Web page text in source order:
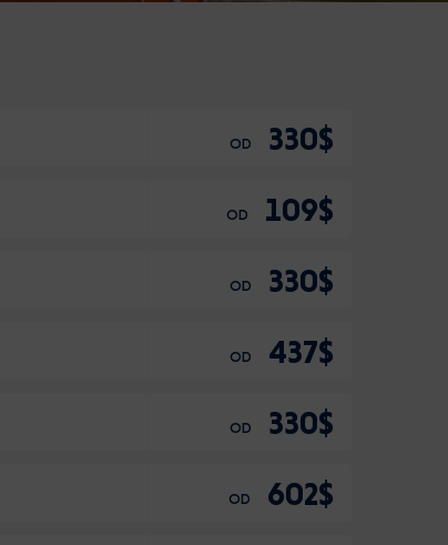
OD 330$
OD 109$
OD 330$
OD 437$
OD 330$
OD 602$